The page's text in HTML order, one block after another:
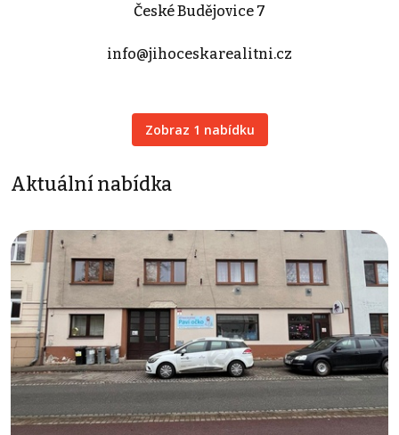
České Budějovice 7
info@jihoceskarealitni.cz
Zobraz 1 nabídku
Aktuální nabídka